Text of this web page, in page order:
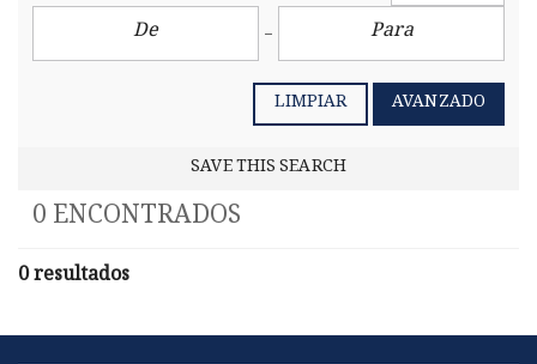
LIMPIAR AVANZADO
SAVE THIS SEARCH
0 ENCONTRADOS
0 resultados